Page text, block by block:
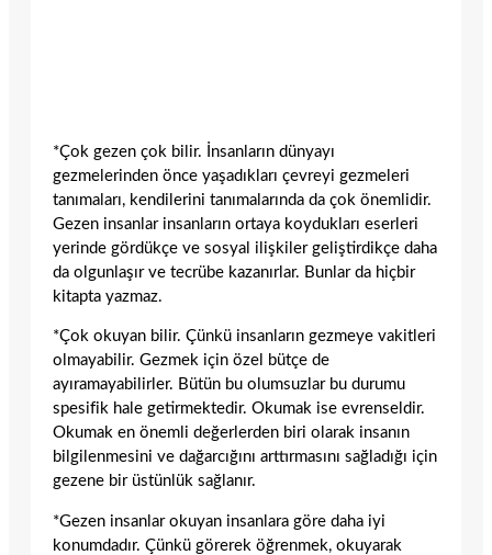
*Çok gezen çok bilir. İnsanların dünyayı
gezmelerinden önce yaşadıkları çevreyi gezmeleri
tanımaları, kendilerini tanımalarında da çok önemlidir.
Gezen insanlar insanların ortaya koydukları eserleri
yerinde gördükçe ve sosyal ilişkiler geliştirdikçe daha
da olgunlaşır ve tecrübe kazanırlar. Bunlar da hiçbir
kitapta yazmaz.
*Çok okuyan bilir. Çünkü insanların gezmeye vakitleri
olmayabilir. Gezmek için özel bütçe de
ayıramayabilirler. Bütün bu olumsuzlar bu durumu
spesifik hale getirmektedir. Okumak ise evrenseldir.
Okumak en önemli değerlerden biri olarak insanın
bilgilenmesini ve dağarcığını arttırmasını sağladığı için
gezene bir üstünlük sağlanır.
*Gezen insanlar okuyan insanlara göre daha iyi
konumdadır. Çünkü görerek öğrenmek, okuyarak